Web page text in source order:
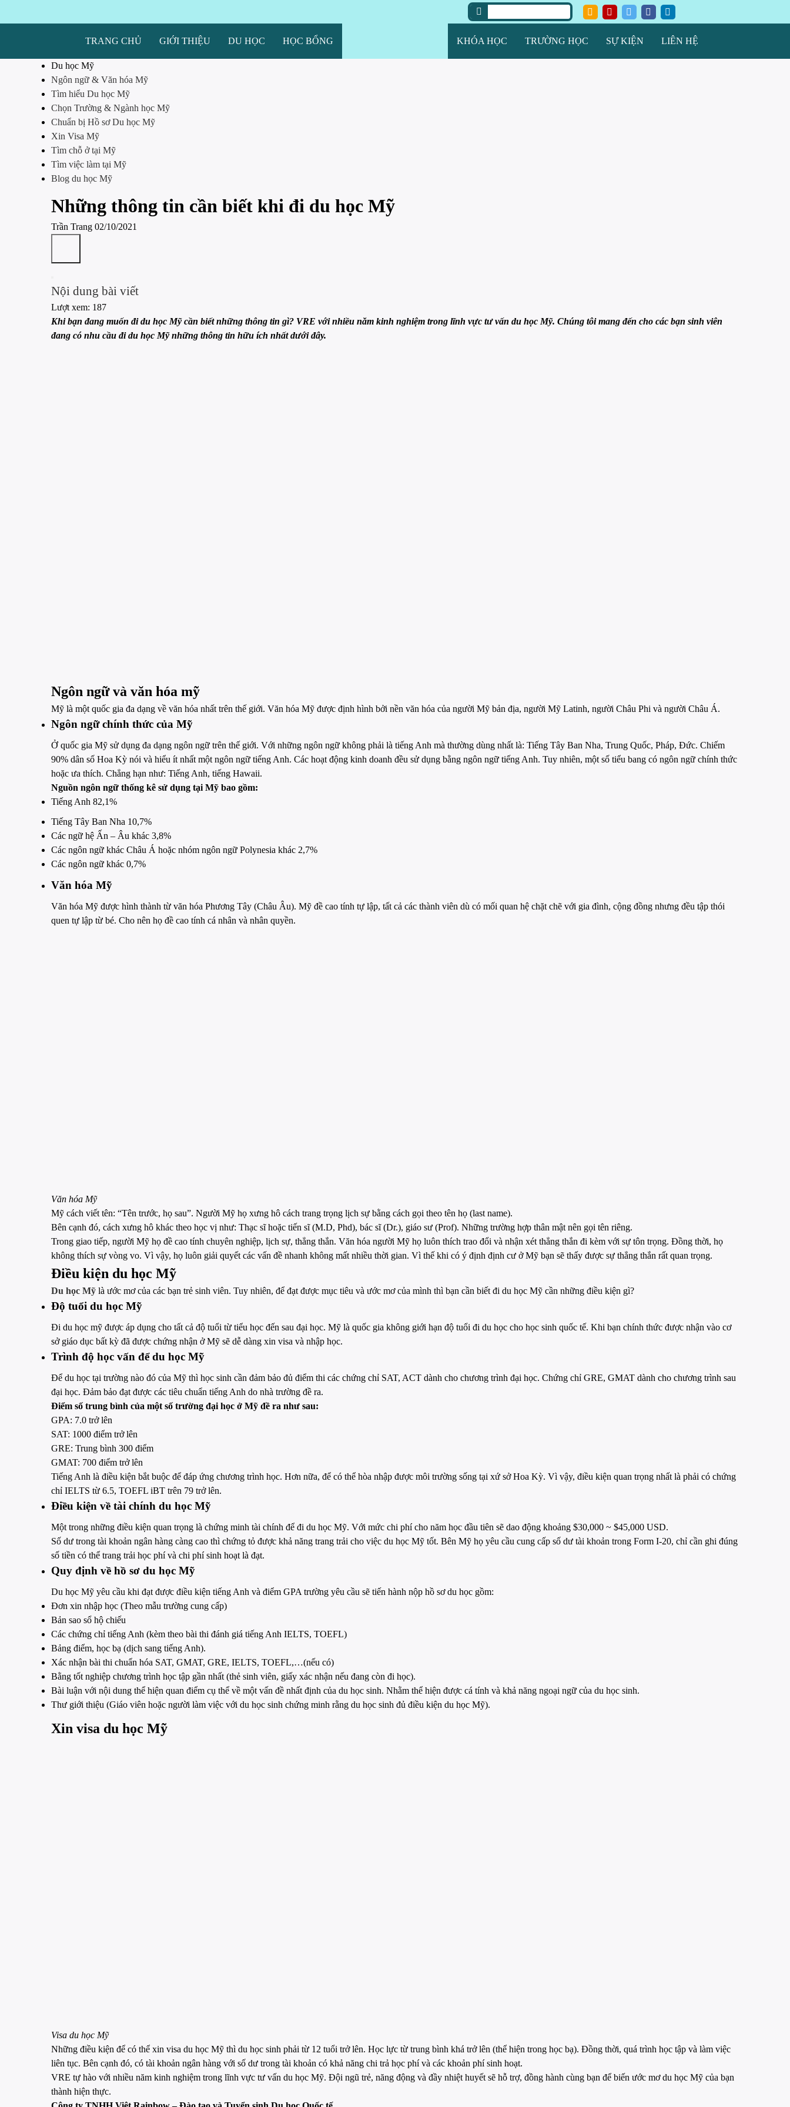
TRANG CHỦ GIỚI THIỆU DU HỌC HỌC BỔNG KHÓA HỌC TRƯỜNG HỌC SỰ KIỆN LIÊN HỆ
Du học Mỹ
Ngôn ngữ & Văn hóa Mỹ
Tìm hiểu Du học Mỹ
Chọn Trường & Ngành học Mỹ
Chuẩn bị Hồ sơ Du học Mỹ
Xin Visa Mỹ
Tìm chỗ ở tại Mỹ
Tìm việc làm tại Mỹ
Blog du học Mỹ
Những thông tin cần biết khi đi du học Mỹ
Trần Trang 02/10/2021
Nội dung bài viết
Lượt xem: 187
Khi bạn đang muốn đi du học Mỹ cần biết những thông tin gì? VRE với nhiều năm kinh nghiệm trong lĩnh vực tư vấn du học Mỹ. Chúng tôi mang đến cho các bạn sinh viên
đang có nhu cầu đi du học Mỹ những thông tin hữu ích nhất dưới đây.
Ngôn ngữ và văn hóa mỹ
Mỹ là một quốc gia đa dạng về văn hóa nhất trên thế giới. Văn hóa Mỹ được định hình bởi nền văn hóa của người Mỹ bản địa, người Mỹ Latinh, người Châu Phi và người Châu Á.
Ngôn ngữ chính thức của Mỹ
Ở quốc gia Mỹ sử dụng đa dạng ngôn ngữ trên thế giới. Với những ngôn ngữ không phải là tiếng Anh mà thường dùng nhất là: Tiếng Tây Ban Nha, Trung Quốc, Pháp, Đức. Chiếm
90% dân số Hoa Kỳ nói và hiểu ít nhất một ngôn ngữ tiếng Anh. Các hoạt động kinh doanh đều sử dụng bằng ngôn ngữ tiếng Anh. Tuy nhiên, một số tiểu bang có ngôn ngữ chính thức
hoặc ưa thích. Chẳng hạn như: Tiếng Anh, tiếng Hawaii.
Nguồn ngôn ngữ thống kê sử dụng tại Mỹ bao gồm:
Tiếng Anh 82,1%
Tiếng Tây Ban Nha 10,7%
Các ngữ hệ Ấn – Âu khác 3,8%
Các ngôn ngữ khác Châu Á hoặc nhóm ngôn ngữ Polynesia khác 2,7%
Các ngôn ngữ khác 0,7%
Văn hóa Mỹ
Văn hóa Mỹ được hình thành từ văn hóa Phương Tây (Châu Âu). Mỹ đề cao tính tự lập, tất cả các thành viên dù có mối quan hệ chặt chẽ với gia đình, cộng đồng nhưng đều tập thói
quen tự lập từ bé. Cho nên họ đề cao tính cá nhân và nhân quyền.
Văn hóa Mỹ
Mỹ cách viết tên: “Tên trước, họ sau”. Người Mỹ họ xưng hô cách trang trọng lịch sự bằng cách gọi theo tên họ (last name).
Bên cạnh đó, cách xưng hô khác theo học vị như: Thạc sĩ hoặc tiến sĩ (M.D, Phd), bác sĩ (Dr.), giáo sư (Prof). Những trường hợp thân mật nên gọi tên riêng.
Trong giao tiếp, người Mỹ họ đề cao tính chuyên nghiệp, lịch sự, thẳng thắn. Văn hóa người Mỹ họ luôn thích trao đổi và nhận xét thẳng thắn đi kèm với sự tôn trọng. Đồng thời, họ
không thích sự vòng vo. Vì vậy, họ luôn giải quyết các vấn đề nhanh không mất nhiều thời gian. Vì thế khi có ý định định cư ở Mỹ bạn sẽ thấy được sự thẳng thắn rất quan trọng.
Điều kiện du học Mỹ
Du học Mỹ là ước mơ của các bạn trẻ sinh viên. Tuy nhiên, để đạt được mục tiêu và ước mơ của mình thì bạn cần biết đi du học Mỹ cần những điều kiện gì?
Độ tuổi du học Mỹ
Đi du học mỹ được áp dụng cho tất cả độ tuổi từ tiểu học đến sau đại học. Mỹ là quốc gia không giới hạn độ tuổi đi du học cho học sinh quốc tế. Khi bạn chính thức được nhận vào cơ
sở giáo dục bất kỳ đã được chứng nhận ở Mỹ sẽ dễ dàng xin visa và nhập học.
Trình độ học vấn để du học Mỹ
Để du học tại trường nào đó của Mỹ thì học sinh cần đảm bảo đủ điểm thi các chứng chỉ SAT, ACT dành cho chương trình đại học. Chứng chỉ GRE, GMAT dành cho chương trình sau
đại học. Đảm bảo đạt được các tiêu chuẩn tiếng Anh do nhà trường đề ra.
Điểm số trung bình của một số trường đại học ở Mỹ đề ra như sau:
GPA: 7.0 trở lên
SAT: 1000 điểm trở lên
GRE: Trung bình 300 điểm
GMAT: 700 điểm trở lên
Tiếng Anh là điều kiện bắt buộc để đáp ứng chương trình học. Hơn nữa, để có thể hòa nhập được môi trường sống tại xứ sở Hoa Kỳ. Vì vậy, điều kiện quan trọng nhất là phải có chứng
chỉ IELTS từ 6.5, TOEFL iBT trên 79 trở lên.
Điều kiện về tài chính du học Mỹ
Một trong những điều kiện quan trọng là chứng minh tài chính để đi du học Mỹ. Với mức chi phí cho năm học đầu tiên sẽ dao động khoảng $30,000 ~ $45,000 USD.
Số dư trong tài khoản ngân hàng càng cao thì chứng tỏ được khả năng trang trải cho việc du học Mỹ tốt. Bên Mỹ họ yêu cầu cung cấp số dư tài khoản trong Form I-20, chỉ cần ghi đúng
số tiền có thể trang trải học phí và chi phí sinh hoạt là đạt.
Quy định về hồ sơ du học Mỹ
Du học Mỹ yêu cầu khi đạt được điều kiện tiếng Anh và điểm GPA trường yêu cầu sẽ tiến hành nộp hồ sơ du học gồm:
Đơn xin nhập học (Theo mẫu trường cung cấp)
Bản sao sổ hộ chiếu
Các chứng chỉ tiếng Anh (kèm theo bài thi đánh giá tiếng Anh IELTS, TOEFL)
Bảng điểm, học bạ (dịch sang tiếng Anh).
Xác nhận bài thi chuẩn hóa SAT, GMAT, GRE, IELTS, TOEFL,…(nếu có)
Bằng tốt nghiệp chương trình học tập gần nhất (thẻ sinh viên, giấy xác nhận nếu đang còn đi học).
Bài luận với nội dung thể hiện quan điểm cụ thể về một vấn đề nhất định của du học sinh. Nhằm thể hiện được cá tính và khả năng ngoại ngữ của du học sinh.
Thư giới thiệu (Giáo viên hoặc người làm việc với du học sinh chứng minh rằng du học sinh đủ điều kiện du học Mỹ).
Xin visa du học Mỹ
Visa du học Mỹ
Những điều kiện để có thể xin visa du học Mỹ thì du học sinh phải từ 12 tuổi trở lên. Học lực từ trung bình khá trở lên (thể hiện trong học bạ). Đồng thời, quá trình học tập và làm việc
liên tục. Bên cạnh đó, có tài khoản ngân hàng với số dư trong tài khoản có khả năng chi trả học phí và các khoản phí sinh hoạt.
VRE tự hào với nhiều năm kinh nghiệm trong lĩnh vực tư vấn du học Mỹ. Đội ngũ trẻ, năng động và đầy nhiệt huyết sẽ hỗ trợ, đồng hành cùng bạn để biến ước mơ du học Mỹ của bạn
thành hiện thực.